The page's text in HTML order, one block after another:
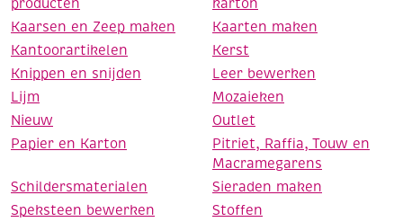
producten
karton
Kaarsen en Zeep maken
Kaarten maken
Kantoorartikelen
Kerst
Knippen en snijden
Leer bewerken
Lijm
Mozaieken
Nieuw
Outlet
Papier en Karton
Pitriet, Raffia, Touw en
Macramegarens
Schildersmaterialen
Sieraden maken
Speksteen bewerken
Stoffen